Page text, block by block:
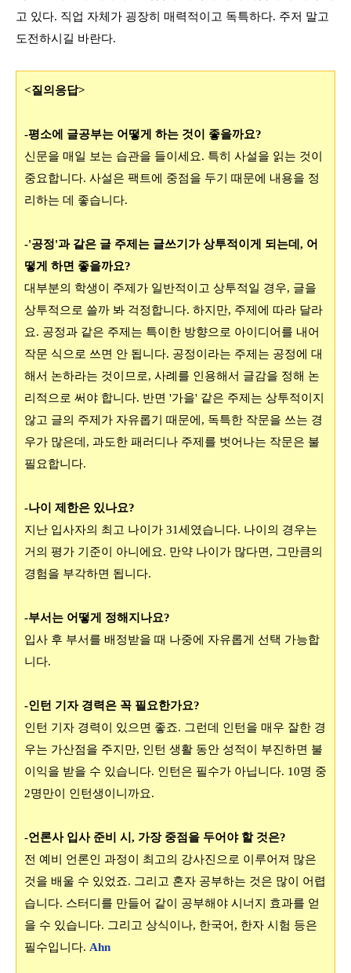
고 있다. 직업 자체가 굉장히 매력적이고 독특하다. 주저 말고
도전하시길 바란다.
<질의응답>
-평소에 글공부는 어떻게 하는 것이 좋을까요?
신문을 매일 보는 습관을 들이세요. 특히 사설을 읽는 것이
중요합니다. 사설은 팩트에 중점을 두기 때문에
내용을 정
리하는 데 좋습니다.
-'공정'과 같은 글 주제는 글쓰기가 상투적이게 되는데 , 어
떻게 하면 좋을까요?
대부분의 학생이 주제가 일반적이고 상투적일 경우, 글을
상투적으로 쓸까 봐 걱정합니다. 하지만, 주제에 따라 달라
요. 공정과 같은 주제는 특이한 방향으로 아이디어를 내어
작문 식으로 쓰면 안 됩니다. 공정이라는 주제는 공정에 대
해서 논하라는 것이므로, 사례를 인용해서 글감을 정해 논
리적으로 써야 합니다. 반면 '가을' 같은 주제는 상투적이지
않고 글의 주제가 자유롭기 때문에 , 독특한 작문을 쓰는 경
우가 많은데 , 과도한 패러디나 주제를 벗어나는 작문은 불
필요합니다.
-나이 제한은 있나요?
지난 입사자의 최고 나이가 31세였습니다. 나이의 경우는
거의 평가 기준이 아니에 요. 만약 나이가 많다면, 그만큼의
경험을 부각하면 됩니다.
-부서는 어떻게 정해지나요?
입사 후 부서를 배정받을 때 나중에 자유롭게 선택 가능합
니다.
-인턴 기자 경력은 꼭 필요한가요?
인턴 기자 경력이 있으면 좋죠. 그런데 인턴을 매우 잘한 경
우는 가산점을 주지만, 인턴 생활 동안 성적이 부진하면 불
이익을 받을 수 있습니다. 인턴은 필수가 아닙니다. 10명 중
2명만이 인턴생이니까요.
-언론사 입사 준비 시 , 가장 중점을 두어야 할 것은?
전 예비 언론인 과정이 최고의 강사진으로 이루어져 많은
것을 배울 수 있었죠. 그리고 혼자 공부하는 것은 많이 어렵
습니다. 스터디를 만들어 같이 공부해야 시너지 효과를 얻
을 수 있습니다. 그리고 상식이나, 한국어, 한자 시험 등은
필수입니다. Ahn